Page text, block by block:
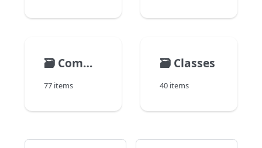
🗃️ Commandes par thème
77 items
🗃️ Classes
40 items